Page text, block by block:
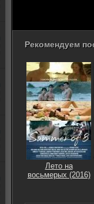
Рекомендуем
Лето на
восьмерых (2016)